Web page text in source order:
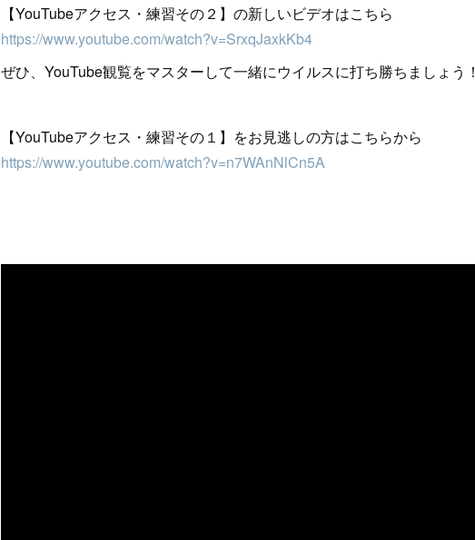
【YouTubeアクセス・練習その２】の新しいビデオはこちら
https://www.youtube.com/watch?v=SrxqJaxkKb4
ぜひ、YouTube観覧をマスターして一緒にウイルスに打ち勝ちましょう！
【YouTubeアクセス・練習その１】をお見逃しの方はこちらから
https://www.youtube.com/watch?v=n7WAnNlCn5A